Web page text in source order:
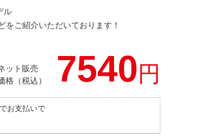
ル
をご紹介いただいております！
ット販売
格（税込）
7540円
お支払いで